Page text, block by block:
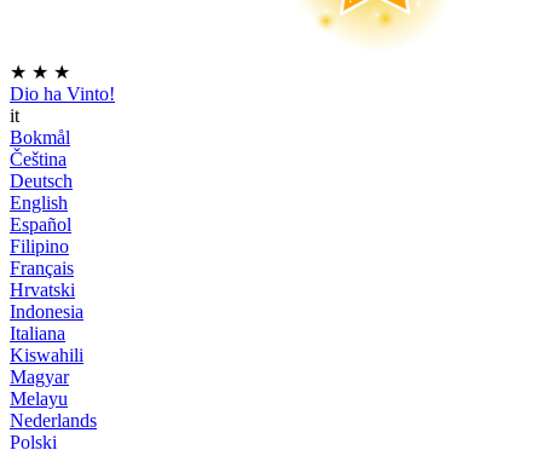
★ ★ ★
Dio ha Vinto!
it
Bokmål
Čeština
Deutsch
English
Español
Filipino
Français
Hrvatski
Indonesia
Italiana
Kiswahili
Magyar
Melayu
Nederlands
Polski